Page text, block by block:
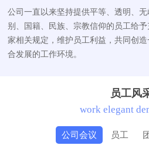
公司一直以来坚持提供平等、透明、
别、国籍、民族、宗教信仰的员工给
家相关规定，维护员工利益，共同创
合发展的工作环境。
员工风
work elegant
公司会议 员工